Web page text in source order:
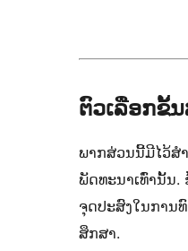
ຕົວເລືອກຂັ້
ພາກສ່ວນນີ້ມີໄວ້ສ
ພັດທະນາເທົ່ານັ້ນ.
ຈຸດປະສົງໃນການ
ສຶກສາ.